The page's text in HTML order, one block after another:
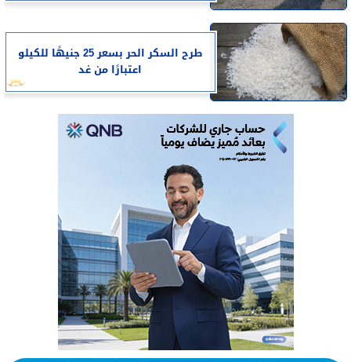
طرح السكر الحر بسعر 25 جنيهًا للكيلو
اعتبارًا من غد